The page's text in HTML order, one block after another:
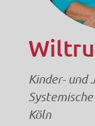
Kinder- und
Köln